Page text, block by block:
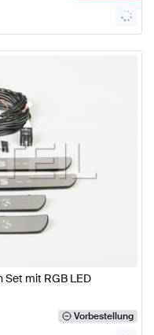
Set mit RGB LED
Vorbestellung